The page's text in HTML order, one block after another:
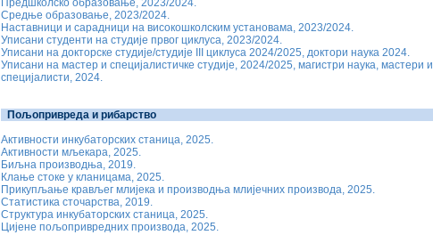
Предшколско образовање, 2023/2024.
Средње образовање, 2023/2024.
Наставници и сарадници на високошколским установама, 2023/2024.
Уписани студенти на студије првог циклуса, 2023/2024.
Уписани на докторске студије/студије III циклуса 2024/2025, доктори наука 2024.
Уписани на мастер и специјалистичке студије, 2024/2025, магистри наука, мастери и
специјалисти, 2024.
Пољопривреда и рибарство
Активности инкубаторских станица, 2025.
Активности мљекара, 2025.
Биљна производња, 2019.
Клање стоке у кланицама, 2025.
Прикупљање крављег млијека и производња млијечних производа, 2025.
Статистика сточарства, 2019.
Структура инкубаторских станица, 2025.
Цијене пољопривредних производа, 2025.